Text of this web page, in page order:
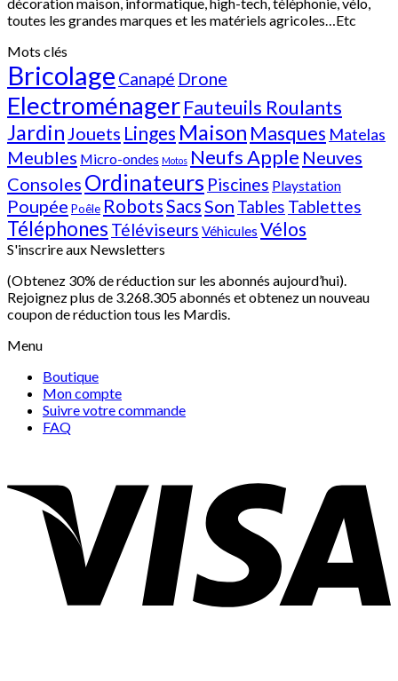
toutes les grandes marques et les matériels agricoles…Etc
Mots clés
Bricolage Canapé Drone
ElectroménagerFauteuils Roulants
JardinJouets Linges Maison Masques Matelas
Meubles Micro-ondes Motos Neufs Apple Neuves
Consoles Ordinateurs Piscines Playstation
Poupée Poêle RobotsSacsSon Tables Tablettes
Téléphones Téléviseurs Véhicules Vélos
S'inscrire aux Newsletters
(Obtenez 30% de réduction sur les abonnés aujourd’hui).
Rejoignez plus de 3.268.305 abonnés et obtenez un nouveau
coupon de réduction tous les Mardis.
Menu
Boutique
Mon compte
Suivre votre commande
FAQ